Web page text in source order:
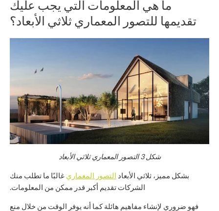
ما هي المعلومات التي يجب عليك
تقديمها للتصور المعماري ثلاثي الأبعاد؟
شكل3التصور المعماري ثلاثي الأبعاد
بشكل مميز، ثلاثي الأبعاد التصور المعماري غالبًا ما تطلب منك
الشركات تقديم أكبر قدر ممكن من المعلومات.
فهو ضروري لإنشاء مفاهيم هائلة كما أنه يوفر الوقت من خلال منع